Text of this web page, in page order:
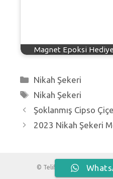
Magnet Epoksi
Kategoriler
Nikah Şekeri
Etiketler
Nikah Şekeri
Şoklanmış Cipso
2023 Nikah Şekeri
© Telif Hakkı 2026, Tüm